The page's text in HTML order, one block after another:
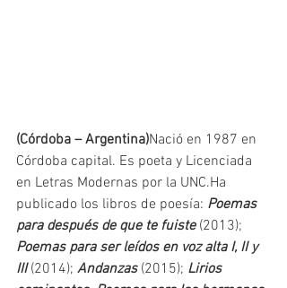
(Córdoba – Argentina)Nació en 1987 en
Córdoba capital. Es poeta y Licenciada
en Letras Modernas por la UNC.Ha
publicado los libros de poesía: Poemas
para después de que te fuiste (2013);
Poemas para ser leídos en voz alta I, II y
III (2014); Andanzas (2015); Lirios